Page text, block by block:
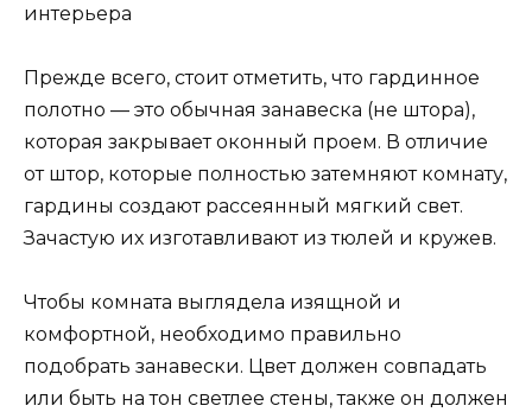
интерьера
Прежде всего, стоит отметить, что гардинное
полотно — это обычная занавеска (не штора),
которая закрывает оконный проем. В отличие
от штор, которые полностью затемняют комнату,
гардины создают рассеянный мягкий свет.
Зачастую их изготавливают из тюлей и кружев.
Чтобы комната выглядела изящной и
комфортной, необходимо правильно
подобрать занавески. Цвет должен совпадать
или быть на тон светлее стены, также он должен